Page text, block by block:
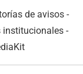
de avisos -
institucionales -